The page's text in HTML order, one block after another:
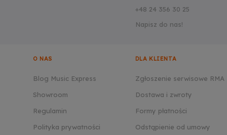
+48 24 356 30 25
Napisz do nas!
O NAS
Blog Music Express
Showroom
Regulamin
Polityka prywatności
DLA KLIENTA
Zgłoszenie serwisowe RMA
Dostawa i zwroty
Formy płatności
Odstąpienie od umowy